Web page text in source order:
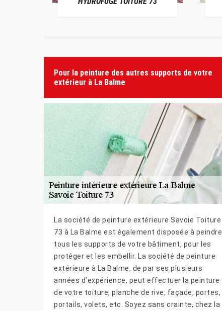
Pour la peinture des autres supports de votre
extérieur à La Balme
La société de peinture extérieure Savoie Toiture
73 à La Balme est également disposée à peindre
tous les supports de votre bâtiment, pour les
protéger et les embellir. La société de peinture
extérieure à La Balme, de par ses plusieurs
années d’expérience, peut effectuer la peinture
de votre toiture, planche de rive, façade, portes,
portails, volets, etc. Soyez sans crainte, chez la